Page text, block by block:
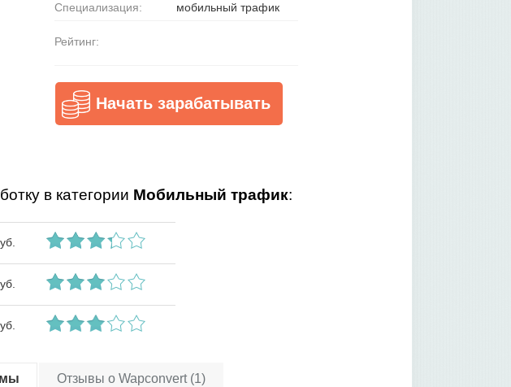
Специализация:
мобильный трафик
Рейтинг:
Начать зарабатывать
в категории Мобильный трафик:
Отзывы о Wapconvert (1)